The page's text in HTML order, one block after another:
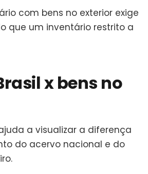
com bens no exterior exige
que um inventário restrito a
x bens no
a visualizar a diferença
do acervo nacional e do